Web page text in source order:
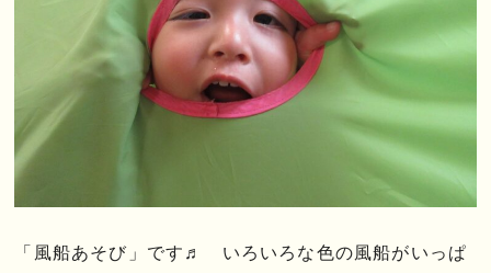
「風船あそび」です♬ いろいろな色の風船がいっぱ